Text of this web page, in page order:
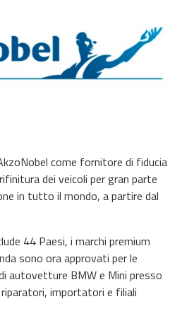
come fornitore di fiducia
dei veicoli per gran parte
in tutto il mondo, a partire dal
44 Paesi, i marchi premium
sono ora approvati per le
autovetture BMW e Mini presso
importatori e filiali